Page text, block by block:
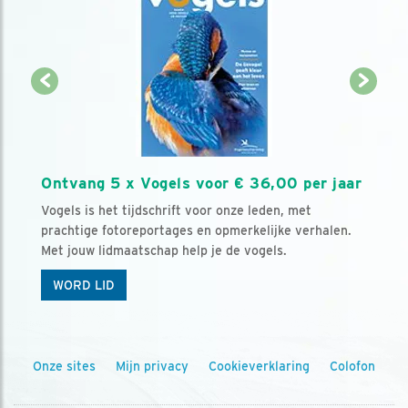
Ontvang 5 x Vogels voor € 36,00 per jaar
Vogels is het tijdschrift voor onze leden, met
prachtige fotoreportages en opmerkelijke verhalen.
Met jouw lidmaatschap help je de vogels.
WORD LID
Onze sites Mijn privacy Cookieverklaring Colofon